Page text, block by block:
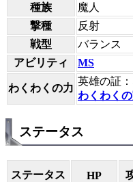
種族
魔人
撃種
反射
戦型
バランス
アビリティ
MS
わくわくの力
英雄の証
わくわく
ステータス
ステータス HP